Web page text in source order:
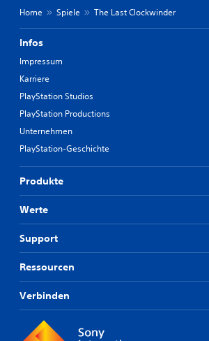
Home Spiele The Last Clockwinder
Infos
Impressum
Karriere
PlayStation Studios
PlayStation Productions
Unternehmen
PlayStation-Geschichte
Produkte
Werte
Support
Ressourcen
Verbinden